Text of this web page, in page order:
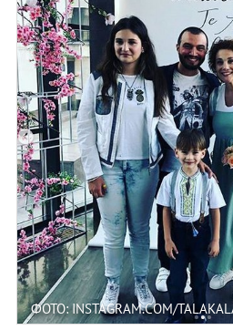
ФОТО: INSTAGRAM.COM/